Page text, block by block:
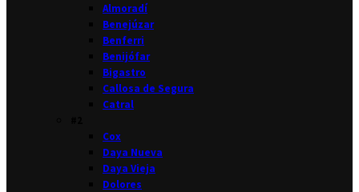
Almoradí
Benejúzar
Benferri
Benijófar
Bigastro
Callosa de Segura
Catral
Cox
Daya Nueva
Daya Vieja
Dolores